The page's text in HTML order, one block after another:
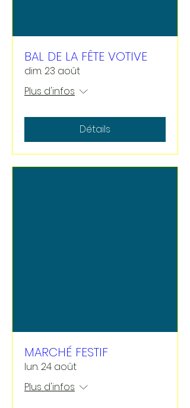
BAL DE LA FÊTE VOTIVE
dim. 23 août
Plus d'infos
Détails
MARCHÉ FESTIF
lun. 24 août
Plus d'infos